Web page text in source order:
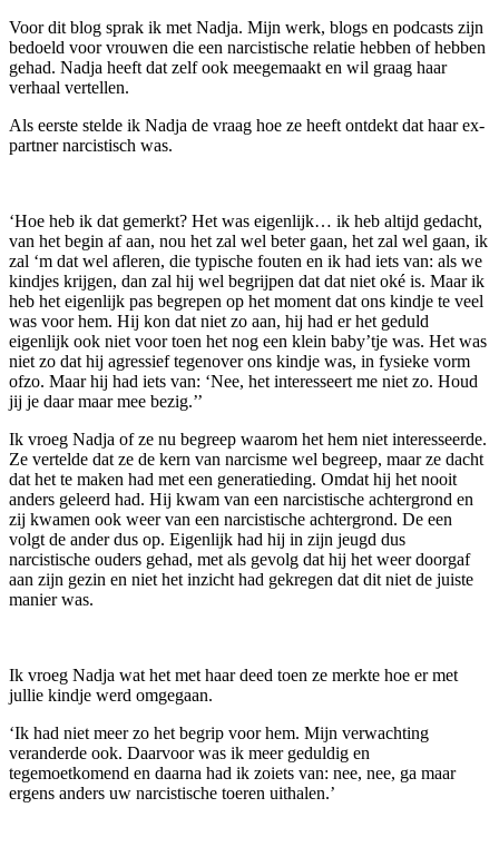
Voor dit blog sprak ik met Nadja. Mijn werk, blogs en podcasts zijn
bedoeld voor vrouwen die een narcistische relatie hebben of hebben
gehad. Nadja heeft dat zelf ook meegemaakt en wil graag haar
verhaal vertellen.
Als eerste stelde ik Nadja de vraag hoe ze heeft ontdekt dat haar ex-
partner narcistisch was.
‘Hoe heb ik dat gemerkt? Het was eigenlijk… ik heb altijd gedacht,
van het begin af aan, nou het zal wel beter gaan, het zal wel gaan, ik
zal ‘m dat wel afleren, die typische fouten en ik had iets van: als we
kindjes krijgen, dan zal hij wel begrijpen dat dat niet oké is. Maar ik
heb het eigenlijk pas begrepen op het moment dat ons kindje te veel
was voor hem. Hij kon dat niet zo aan, hij had er het geduld
eigenlijk ook niet voor toen het nog een klein baby’tje was. Het was
niet zo dat hij agressief tegenover ons kindje was, in fysieke vorm
ofzo. Maar hij had iets van: ‘Nee, het interesseert me niet zo. Houd
jij je daar maar mee bezig.’’
Ik vroeg Nadja of ze nu begreep waarom het hem niet interesseerde.
Ze vertelde dat ze de kern van narcisme wel begreep, maar ze dacht
dat het te maken had met een generatieding. Omdat hij het nooit
anders geleerd had. Hij kwam van een narcistische achtergrond en
zij kwamen ook weer van een narcistische achtergrond. De een
volgt de ander dus op. Eigenlijk had hij in zijn jeugd dus
narcistische ouders gehad, met als gevolg dat hij het weer doorgaf
aan zijn gezin en niet het inzicht had gekregen dat dit niet de juiste
manier was.
Ik vroeg Nadja wat het met haar deed toen ze merkte hoe er met
jullie kindje werd omgegaan.
‘Ik had niet meer zo het begrip voor hem. Mijn verwachting
veranderde ook. Daarvoor was ik meer geduldig en
tegemoetkomend en daarna had ik zoiets van: nee, nee, ga maar
ergens anders uw narcistische toeren uithalen.’